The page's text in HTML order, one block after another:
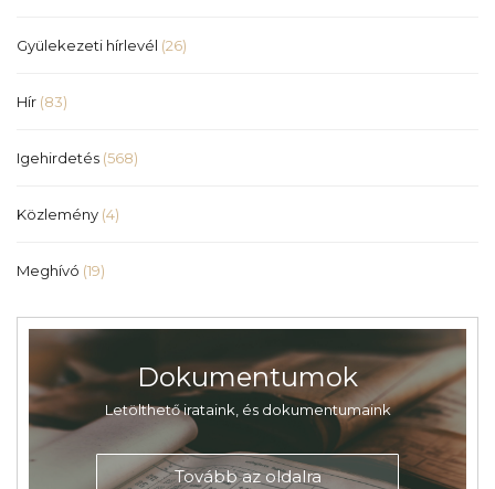
Gyülekezeti hírlevél (26)
Hír (83)
Igehirdetés (568)
Közlemény (4)
Meghívó (19)
Dokumentumok
Letölthető irataink, és dokumentumaink
Tovább az oldalra